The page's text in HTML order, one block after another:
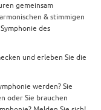
gemeinsam
& stimmigen
des
und erleben Sie die
werden? Sie
oder Sie brauchen